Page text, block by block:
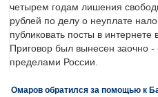
четырем годам лишения
рублей по делу о неуплате
публиковать посты в интернете
Приговор был вынесен заочно -
пределами России.
Омаров обратился за помощью к